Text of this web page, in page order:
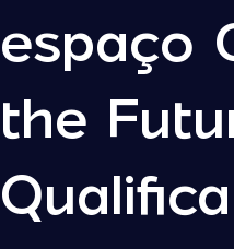
espaço
the
Qualifica